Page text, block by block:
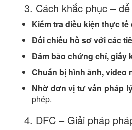
3. Cách khắc phục –
Kiểm tra điều kiện thực
Đối chiếu hồ sơ với các
Đảm bảo chứng chỉ, giấy
Chuẩn bị hình ảnh,
Nhờ đơn vị tư vấn pháp
phép.
4. DFC – Giải pháp